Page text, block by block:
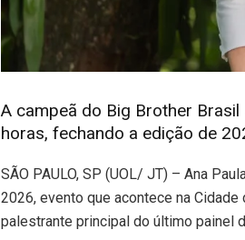
A campeã do Big Brother
horas, fechando a edição de
SÃO PAULO, SP (UOL/ JT) – Ana
2026, evento que acontece na
palestrante principal do último painel